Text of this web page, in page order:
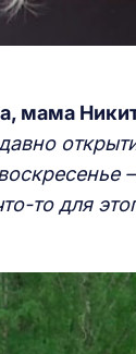
мама
–
то для